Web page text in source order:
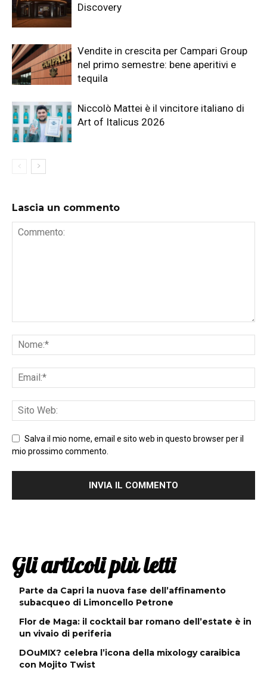
Discovery
Vendite in crescita per Campari Group
nel primo semestre: bene aperitivi e
tequila
Niccolò Mattei è il vincitore italiano di
Art of Italicus 2026
Lascia un commento
Salva il mio nome, email e sito web in questo browser per il
mio prossimo commento.
Gli articoli più letti
Parte da Capri la nuova fase dell’affinamento
subacqueo di Limoncello Petrone
Flor de Maga: il cocktail bar romano dell’estate è in
un vivaio di periferia
DOuMIX? celebra l’icona della mixology caraibica
con Mojito Twist